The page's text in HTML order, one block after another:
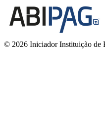
© 2026 Iniciador Instituição de